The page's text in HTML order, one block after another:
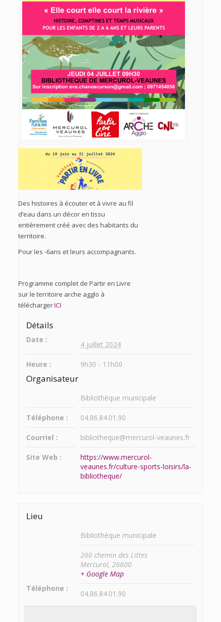
Des histoires à écouter et à vivre au fil
d’eau dans un décor en tissu
entièrement créé avec des habitants du
territoire.
Pour les -6ans et leurs accompagnants.
Programme complet de Partir en Livre
sur le territoire arche agglo à
téléchargerICI
Détails
Date :
4 juillet 2024
Heure : 9h30 - 11h00
Organisateur
Bibliothèque municipale
Téléphone : 04.86.84.01.90
Courriel : bibliotheque@mercurol-veaunes.fr
Site Web :
https://www.mercurol-
veaunes.fr/culture-sports-loisirs/la-
bibliotheque/
Lieu
Bibliothèque municipale
260 chemin des Littes
Mercurol, 26600
+ Google Map
Téléphone :
04.86.84.01.90